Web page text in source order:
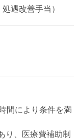
遇改善手当）
間により条件を満
り、医療費補助制